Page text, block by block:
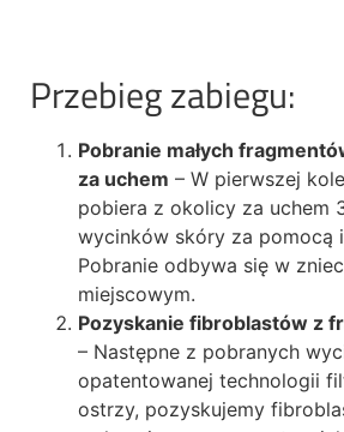
Przebieg zabiegu:
Pobranie małych
za uchem – W pierwszej
pobiera z okolicy za uchem
wycinków skóry za pomocą
Pobranie odbywa się w
miejscowym.
Pozyskanie fibroblastów z
– Następne z pobranych
opatentowanej technologii
ostrzy, pozyskujemy